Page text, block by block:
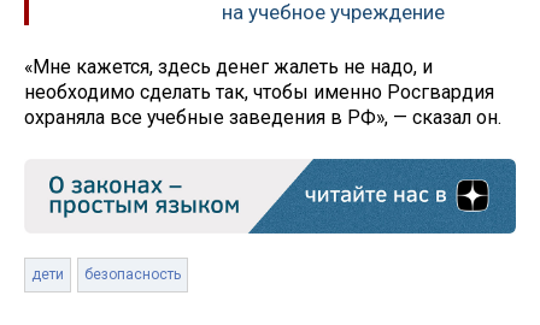
на учебное учреждение
«Мне кажется, здесь денег жалеть не надо, и
необходимо сделать так, чтобы именно Росгвардия
охраняла все учебные заведения в РФ», — сказал он.
дети безопасность